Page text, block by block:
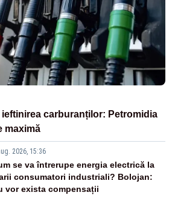
ieftinirea carburanților: Petromidia
maximă
2026, 15:36
se va întrerupe energia electrică la
consumatori industriali? Bolojan:
vor exista compensații